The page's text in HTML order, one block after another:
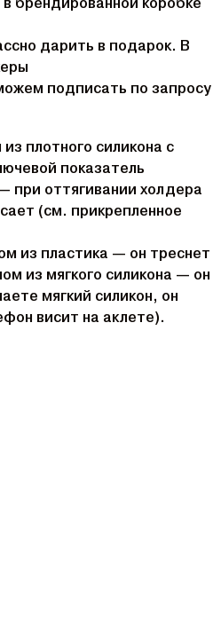
брендированной коробке
дарить в подарок. В
подписать по запросу
плотного силикона с
показатель
при оттягивании холдера
(см. прикрепленное
из пластика — он треснет
из мягкого силикона — он
мягкий силикон, он
висит на аклете).